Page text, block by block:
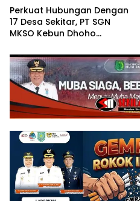
Perkuat Hubungan Dengan
17 Desa Sekitar, PT SGN
MKSO Kebun Dhoho
Gula